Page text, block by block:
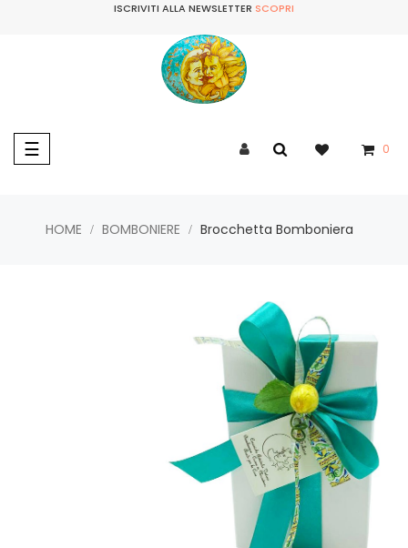
ISCRIVITI ALLA NEWSLETTER SCOPRI
navigazione
Toggle
☰ 0
HOME BOMBONIERE Brocchetta Bomboniera